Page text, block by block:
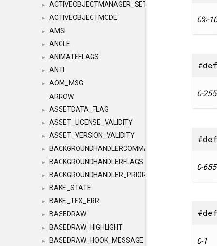
► ACTIVEOBJECTMANAGER_SETOBJECTS
► ACTIVEOBJECTMODE
► AMSI
► ANGLE
► ANIMATEFLAGS
► ANTI
►
AOM_MSG
ARROW
► ASSETDATA_FLAG
► ASSET_LICENSE_VALIDITY
► ASSET_VERSION_VALIDITY
► BACKGROUNDHANDLERCOMMAND
► BACKGROUNDHANDLERFLAGS
► BACKGROUNDHANDLER_PRIORITY
► BAKE_STATE
► BAKE_TEX_ERR
► BASEDRAW
► BASEDRAW_HIGHLIGHT
► BASEDRAW_HOOK_MESSAGE
0%-
0-255
0-
0-1